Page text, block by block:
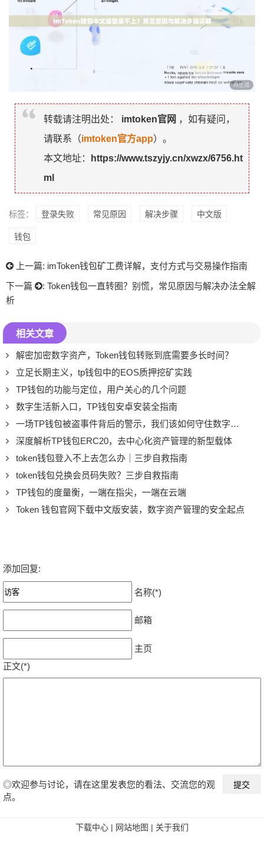
转载请注明出处： imtoken官网 ，如有疑问，
请联系（imtoken官方app）。
本文地址：
https://www.tszyjy.cn/xwzx/6756.ht
ml
标签： 登录失败 常见原因 解决步骤 中文版
钱包
上一篇: imToken钱包矿工费详解，支付方式与交易操作指南
下一篇
: Token钱包一直转圈？别慌，常见原因与解决办法全解
析
相关文章
解密加密数字资产，Token钱包转账到底需要多长时间？
立足长期主义，tp钱包中的EOS质押挖矿实践
TP钱包的功能与定位，用户关心的几个问题
数字生活新入口，TP钱包安卓安装全指南
一场TP钱包被盗事件背后的警示，我们该如何守住数字资产？
深度解析TP钱包ERC20，去中心化资产管理的新型载体
token钱包登入不上去怎么办｜三步自救指南
token钱包兑换会员码失败？三步自救指南
TP钱包的度量衡，一端在指尖，一端在云端
Token 钱包官网下载中文版安装，数字资产管理的安全起点
添加回复:
名称(*)
邮箱
主页
正文(*)
◎欢迎参与讨论，请在这里发表您的看法、交流您的观
点。
下载中心 | 网站地图 | 关于我们